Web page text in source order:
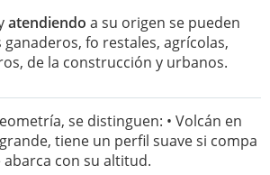
atendiendo a su origen se pueden
fo restales, agrícolas,
de la construcción y urbanos.
se distinguen: • Volcán en
tiene un perfil suave si compa
con su altitud.